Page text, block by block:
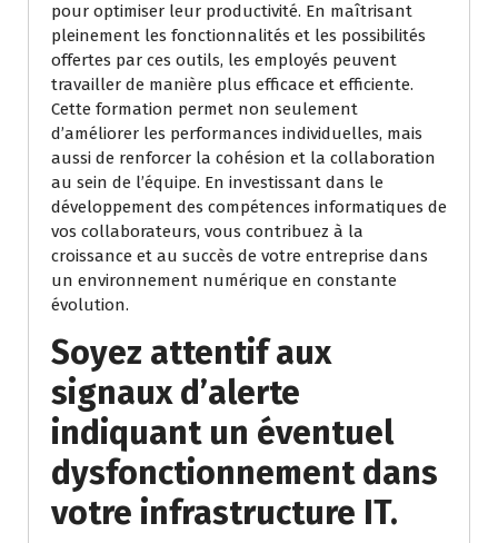
pour optimiser leur productivité. En maîtrisant
pleinement les fonctionnalités et les possibilités
offertes par ces outils, les employés peuvent
travailler de manière plus efficace et efficiente.
Cette formation permet non seulement
d’améliorer les performances individuelles, mais
aussi de renforcer la cohésion et la collaboration
au sein de l’équipe. En investissant dans le
développement des compétences informatiques de
vos collaborateurs, vous contribuez à la
croissance et au succès de votre entreprise dans
un environnement numérique en constante
évolution.
Soyez attentif aux
signaux d’alerte
indiquant un éventuel
dysfonctionnement dans
votre infrastructure IT.